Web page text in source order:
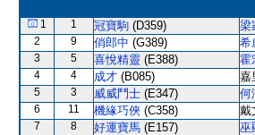
1 1 冠寶駒 (D359) 梁
2
9 俏郎中 (G389) 希
3
5 喜悅精靈 (E388) 霍
4
4 成才 (B085) 嘉
5
3 威威鬥士 (E347) 何
6
11 機緣巧俠 (C358) 戴
7
8 好運寶馬 (E157) 巫